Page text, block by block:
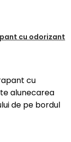
cu odorizant
cu
alunecarea
de pe bordul